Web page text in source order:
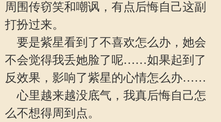
周围传窃笑和嘲讽，有点后悔自己这副
打扮过来。
要是紫星看到了不喜欢怎么办，她会
不会觉得我丢她脸了呢……如果起到了
反效果，影响了紫星的心情怎么办……
心里越来越没底气，我真后悔自己怎
么不想得周到点。